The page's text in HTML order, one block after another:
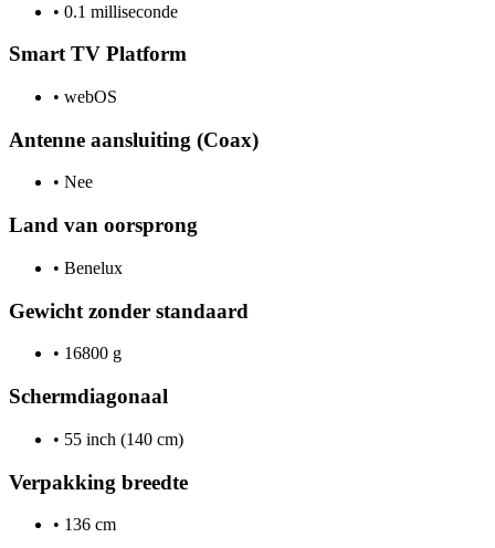
• 0.1 milliseconde
Smart TV Platform
• webOS
Antenne aansluiting (Coax)
• Nee
Land van oorsprong
• Benelux
Gewicht zonder standaard
• 16800 g
Schermdiagonaal
• 55 inch (140 cm)
Verpakking breedte
• 136 cm